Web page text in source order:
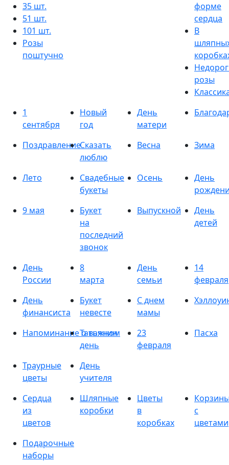
35 шт.
51 шт.
101 шт.
Розы
поштучно
форме
сердца
В
розы
1
сентября
Новый
год
День
матери
ПоздравлениеСказать
люблю
Весна Зима
Лето
Свадебные
букеты
Осень
День
9 мая
Букет
на
последний
звонок
Выпускной
День
детей
День
России
8
марта
День
семьи
14
февраля
День
финансиста
Букет
невесте
С днем
мамы
Напоминание о важном
Татьянин
день
23
февраля
Пасха
Траурные
цветы
День
учителя
Сердца
из
цветов
Шляпные
коробки
Цветы
в
коробках
с
цветами
Подарочные
наборы